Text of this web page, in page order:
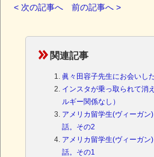
< 次の記事へ 前の記事へ >
関連記事
眞々田容子先生にお会いした
インスタが乗っ取られて消
ルギー関係なし）
アメリカ留学生(ヴィーガン
話。その2
アメリカ留学生(ヴィーガン
話。その1